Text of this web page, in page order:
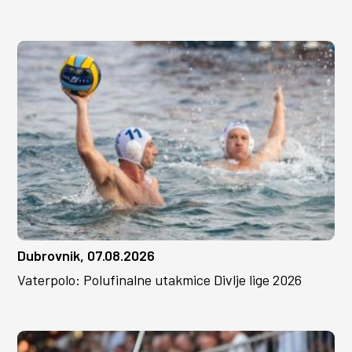
Dubrovnik, 07.08.2026
Vaterpolo: Polufinalne utakmice Divlje lige 2026